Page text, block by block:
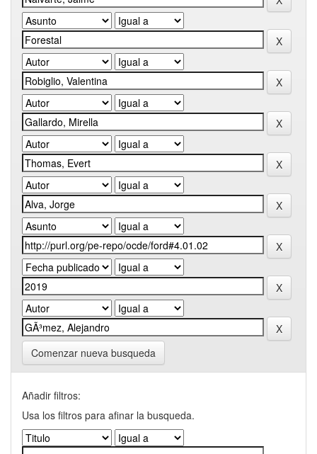
Comenzar nueva busqueda
Añadir filtros:
Usa los filtros para afinar la busqueda.